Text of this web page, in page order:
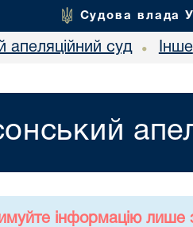
Судова влада
апеляційний суд • Інше
інформацію лише